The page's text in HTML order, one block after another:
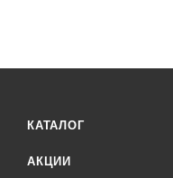
КАТАЛОГ
АКЦИИ